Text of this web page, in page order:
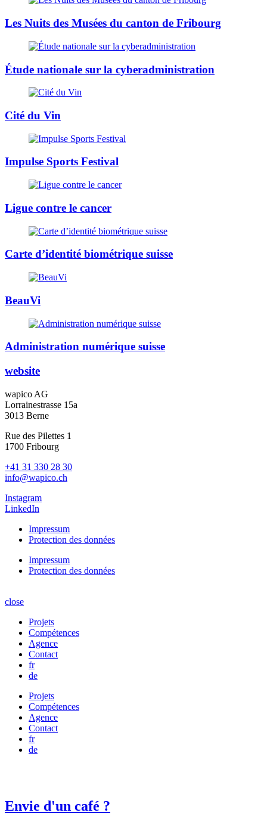
Les Nuits des Musées du canton de Fribourg
Étude nationale sur la cyberadministration
Cité du Vin
Impulse Sports Festival
Ligue contre le cancer
Carte d’identité biométrique suisse
BeauVi
Administration numérique suisse
website
wapico AG
Lorrainestrasse 15a
3013 Berne
Rue des Pilettes 1
1700 Fribourg
+41 31 330 28 30
info@wapico.ch
Instagram
LinkedIn
Impressum
Protection des données
Impressum
Protection des données
close
Projets
Compétences
Agence
Contact
fr
de
Projets
Compétences
Agence
Contact
fr
de
Envie d'un café ?